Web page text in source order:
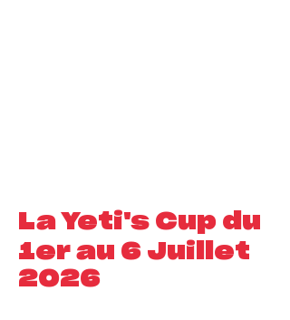
La Yeti's Cup du
1er au 6 Juillet
2026